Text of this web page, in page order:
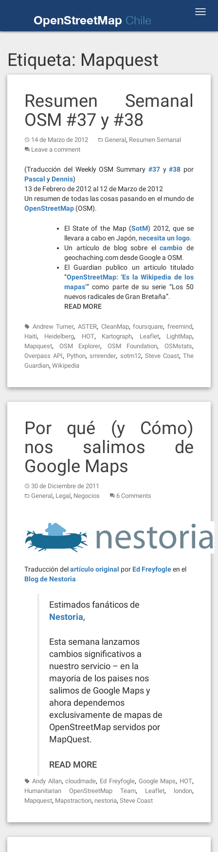
OpenStreetMap Chile
Etiqueta: Mapquest
Resumen Semanal
OSM #37 y #38
14 de Marzo de 2012 General, Resumen Semanal
Leave a comment
(Traducción del Weekly OSM Summary #37y#38 por
Pascal y Dennis)
13 de Febrero de 2012 al 12 de Marzo de 2012
Un resumen de todas las cosas pasando en el mundo de
OpenStreetMap (OSM).
El State of the Map (SotM) 2012, que se
llevara a cabo en Japón, necesita un logo.
Un artículo de blog sobre elcambio de
geochaching.com desde Google a OSM.
El Guardian publico un articulo titulado
“OpenStreetMap: ‘Es la Wikipedia de los
mapas’” como parte de su serie “Los 50
nuevos radicales de Gran Bretaña”.
READ MORE
Andrew Turner,ASTER, CleanMap,foursquare,freemind,
Haiti, Heidelberg, HOT, Kartograph, Leaflet, LightMap,
Mapquest, OSM Explorer, OSM Foundation,OSMstats,
Overpass API, Python,smrender, sotm12, Steve Coast,The
Guardian, Wikipedia
Por qué (y Cómo)
nos salimos de
Google Maps
30 de Diciembre de 2011
General, Legal, Negocios 6 Comments
Traducción delartículo original por Ed Freyfogleen el
Blog de Nestoria
Estimados fanáticos de
Nestoria,
Esta semana lanzamos
cambios significativos a
nuestro servicio – en la
mayoria de los paises nos
salimos de Google Maps y
ahora dependemos
exclusivamente de mapas de
OpenStreetMap servidos por
MapQuest.
READ MORE
Andy Allan,cloudmade, Ed Freyfogle, Google Maps, HOT,
Humanitarian OpenStreetMap Team, Leaflet, london,
Mapquest, Mapstraction, nestoria, Steve Coast